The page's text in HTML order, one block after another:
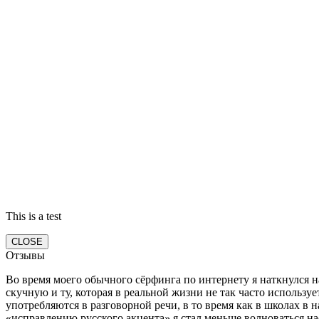
This is a test
CLOSE
Отзывы
Во время моего обычного сёрфинга по интернету я
скучную и ту, которая в реальной жизни не так часто
употребляются в разговорной речи, в то время как в школах